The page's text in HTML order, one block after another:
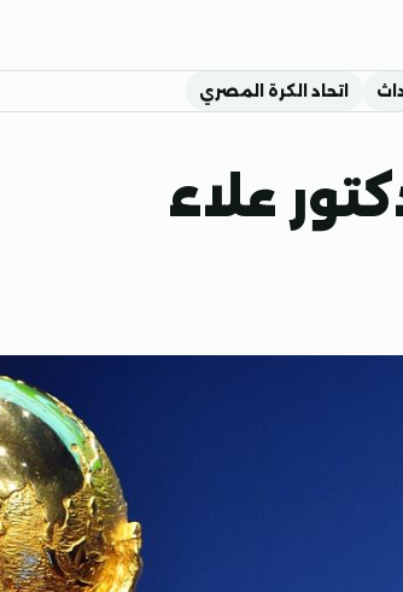
اتحاد الكرة المصري
مع الدكتور علاء